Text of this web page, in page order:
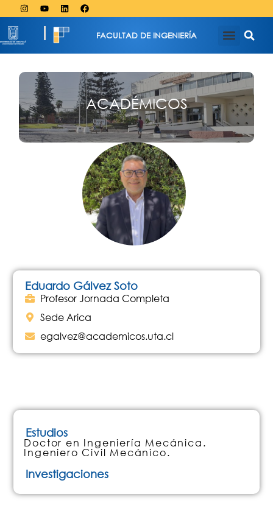
FACULTAD DE INGENIERÍA
ACADÉMICOS
Eduardo Gálvez Soto
Profesor Jornada Completa
Sede Arica
egalvez@academicos.uta.cl
Estudios
Doctor en Ingeniería Mecánica.
Ingeniero Civil Mecánico.
Investigaciones